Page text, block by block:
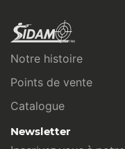
Notre histoire
Points de vente
Catalogue
Newsletter